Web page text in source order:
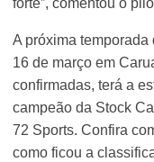
forte”, comentou o
A próxima
16 de março em
confirmadas, terá a
campeão da Stock
72 Sports. Confira
como ficou a